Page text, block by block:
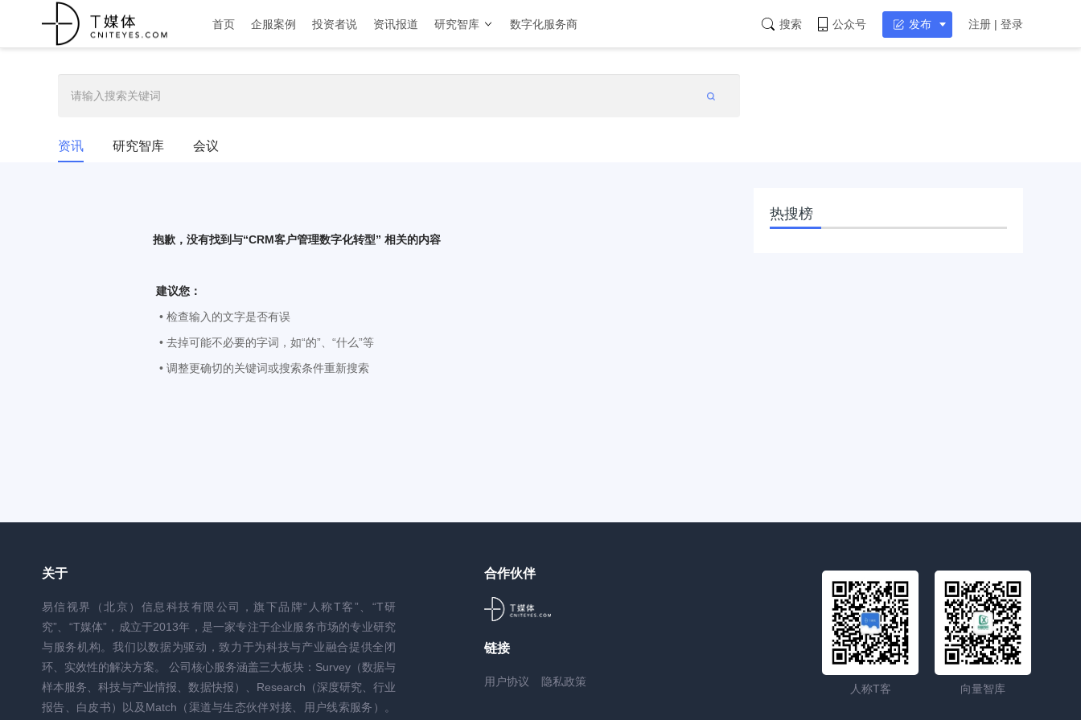
首页 企服案例 投资者说 资讯报道 研究智库 数字化服务商 搜索 公众号 发布 注册 | 登录
资讯 研究智库 会议
抱歉，没有找到与“CRM客户管理数字化转型” 相关的内容
建议您：
• 检查输入的文字是否有误
• 去掉可能不必要的字词，如“的”、“什么”等
• 调整更确切的关键词或搜索条件重新搜索
热搜榜
关于
易信视界（北京）信息科技有限公司，旗下品牌“人称T客”、“T研
究”、“T媒体”，成立于2013年，是一家专注于企业服务市场的专业研究
与服务机构。我们以数据为驱动，致力于为科技与产业融合提供全闭
环、实效性的解决方案。 公司核心服务涵盖三大板块：Survey（数据与
样本服务、科技与产业情报、数据快报）、Research（深度研究、行业
报告、白皮书）以及Match（渠道与生态伙伴对接、用户线索服务）。
合作伙伴
链接
用户协议 隐私政策
人称T客 向量智库